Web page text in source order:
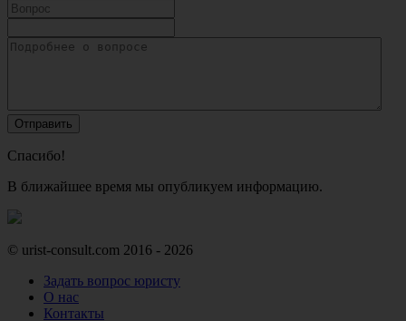
Спасибо!
В ближайшее время мы опубликуем информацию.
© urist-consult.com 2016 - 2026
Задать вопрос юристу
О нас
Контакты